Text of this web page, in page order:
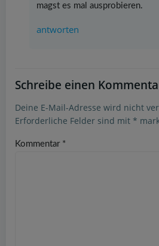
magst es mal ausprobieren.
antworten
Schreibe einen
Deine E-Mail-Adresse wird nicht
Erforderliche Felder sind mit *
Kommentar *